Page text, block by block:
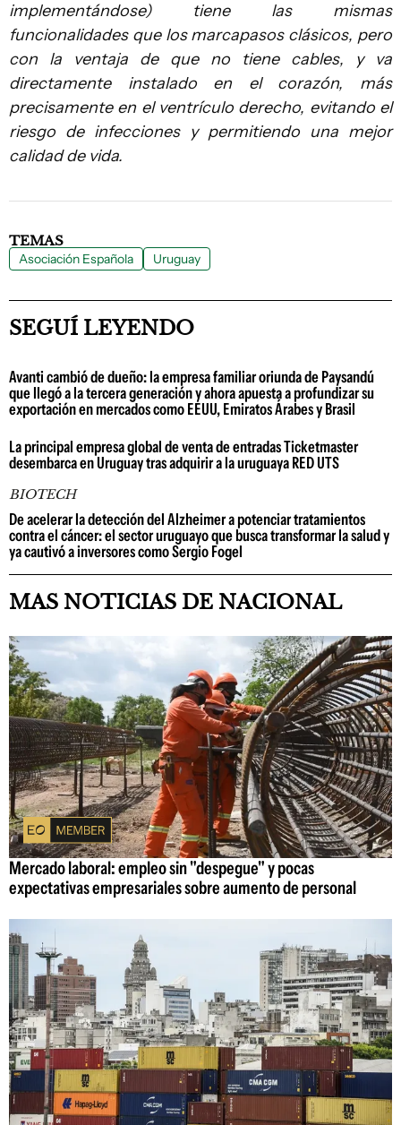
implementándose) tiene las mismas
funcionalidades que los marcapasos clásicos, pero
con la ventaja de que no tiene cables, y va
directamente instalado en el corazón, más
precisamente en el ventrículo derecho, evitando el
riesgo de infecciones y permitiendo una mejor
calidad de vida.
TEMAS
Asociación Española Uruguay
SEGUÍ LEYENDO
Avanti cambió de dueño: la empresa familiar oriunda de Paysandú
que llegó a la tercera generación y ahora apuesta a profundizar su
exportación en mercados como EEUU, Emiratos Árabes y Brasil
La principal empresa global de venta de entradas Ticketmaster
desembarca en Uruguay tras adquirir a la uruguaya RED UTS
BIOTECH
De acelerar la detección del Alzheimer a potenciar tratamientos
contra el cáncer: el sector uruguayo que busca transformar la salud y
ya cautivó a inversores como Sergio Fogel
MAS NOTICIAS DE NACIONAL
Mercado laboral: empleo sin "despegue" y pocas
expectativas empresariales sobre aumento de personal